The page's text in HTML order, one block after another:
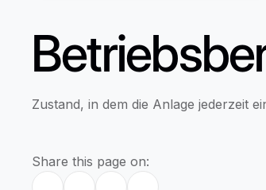
Zustand, in dem die Anlage jederzeit
Share this page on: